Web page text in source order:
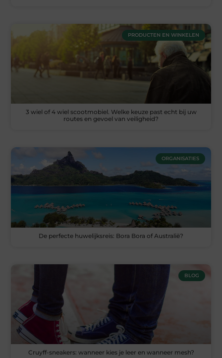
PRODUCTEN EN WINKELEN
3 wiel of 4 wiel scootmobiel. Welke keuze past echt bij uw
routes en gevoel van veiligheid?
ORGANISATIES
De perfecte huwelijksreis: Bora Bora of Australië?
BLOG
Cruyff-sneakers: wanneer kies je leer en wanneer mesh?